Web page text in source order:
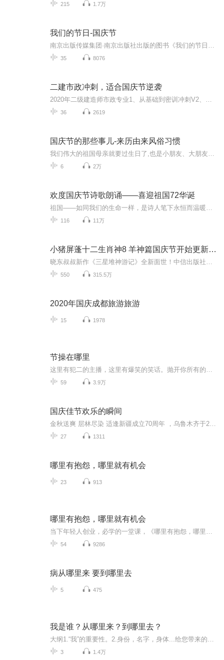
215 1.7万
我们的节日-国庆节
35 8076
二建市政冲刺，适合国庆节逆袭
36 2619
国庆节的那些事儿-来历由来风俗习惯
6 2万
欢度国庆节诗歌朗诵——喜迎祖国72华诞
116 11万
小猪屏蓬十二生肖神8 羊神篇国庆节开始更新啦！
550 315.5万
2020年国庆成都旅游旅游
15 1978
节操在哪里
59 3.9万
国庆佳节欢乐的瞬间
27 1311
哪里有抱怨，哪里就有机会
23 913
哪里有抱怨，哪里就有机会
54 9286
病从哪里来 要到哪里去
5 475
我是谁？从哪里来？到哪里去？
3 1.4万